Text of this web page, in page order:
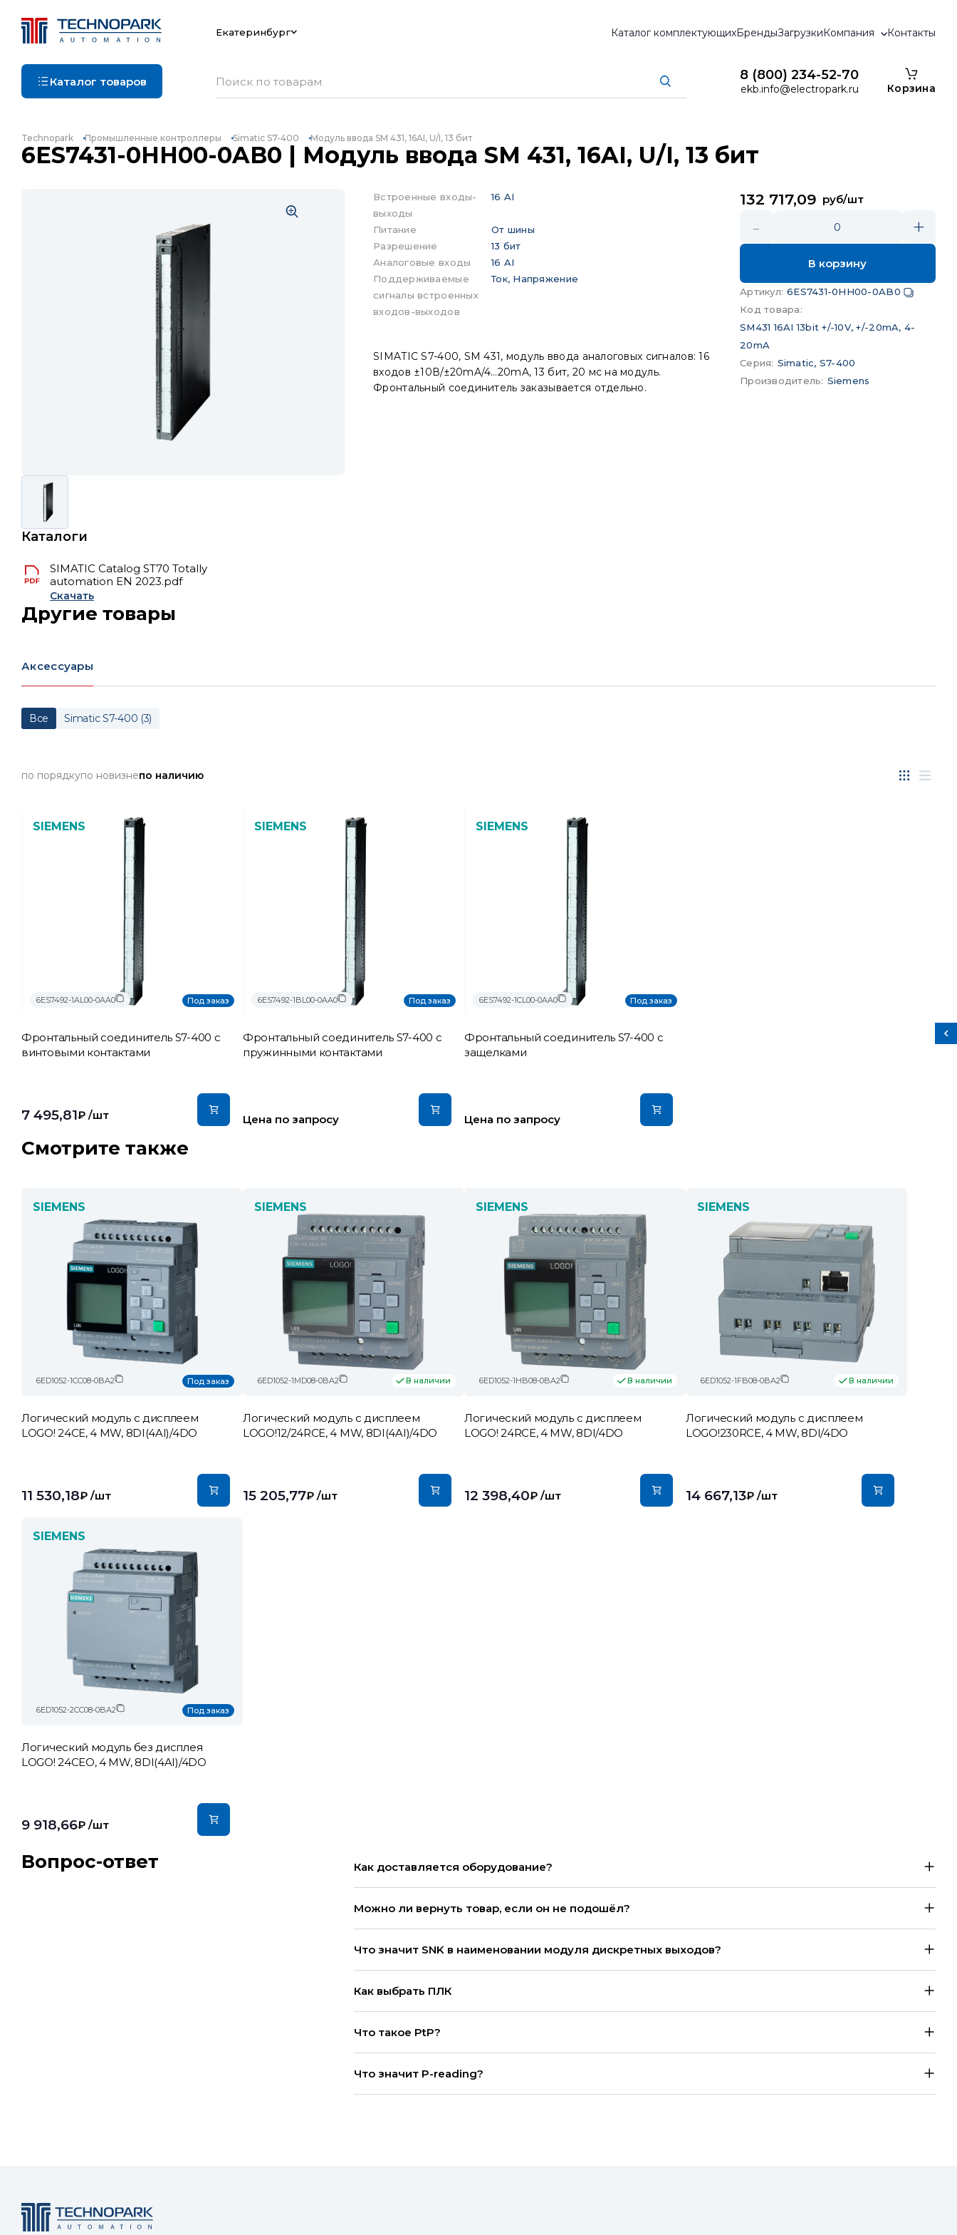
Екатеринбург Каталог комплектующихБрендыЗагрузкиКомпания Контакты
Каталог товаров 8 (800) 234-52-70
ekb.info@electropark.ru Корзина
Technopark Промышленные контроллеры Simatic S7-400 Модуль ввода SM 431, 16AI, U/I, 13 бит
6ES7431-0HH00-0AB0 | Модуль ввода SM 431, 16AI, U/I, 13 бит
Встроенные входы-
выходы
16 AI
Питание
От шины
Разрешение
13 бит
Аналоговые входы
16 AI
Поддерживаемые
сигналы встроенных
входов-выходов
Ток, Напряжение
SIMATIC S7-400, SM 431, модуль ввода аналоговых сигналов: 16
входов ±10В/±20mA/4…20mA, 13 бит, 20 мс на модуль.
Фронтальный соединитель заказывается отдельно.
132 717,09 руб/шт
- 0 +
В корзину
Артикул: 6ES7431-0HH00-0AB0
Код товара:
SM431 16AI 13bit +/-10V, +/-20mA, 4-
20mA
Серия: Simatic, S7-400
Производитель: Siemens
Каталоги
SIMATIC Catalog ST70 Totally
automation EN 2023.pdf
Скачать
Другие товары
Аксессуары
Все Simatic S7-400 (3)
по порядкупо новизнепо наличию
SIEMENS
6ES7492-1AL00-0AA0 Под заказ
Фронтальный соединитель S7-400 с
винтовыми контактами
7 495,81₽ /шт
SIEMENS
6ES7492-1BL00-0AA0 Под заказ
Фронтальный соединитель S7-400 с
пружинными контактами
Цена по запросу
SIEMENS
6ES7492-1CL00-0AA0 Под заказ
Фронтальный соединитель S7-400 с
защелками
Цена по запросу
Смотрите также
SIEMENS
6ED1052-1CC08-0BA2 Под заказ
Логический модуль c дисплеем
LOGO! 24CE, 4 MW, 8DI(4AI)/4DO
11 530,18₽ /шт
SIEMENS
6ED1052-1MD08-0BA2 В наличии
Логический модуль c дисплеем
LOGO!12/24RCE, 4 MW, 8DI(4AI)/4DO
15 205,77₽ /шт
SIEMENS
6ED1052-1HB08-0BA2 В наличии
Логический модуль c дисплеем
LOGO! 24RCE, 4 MW, 8DI/4DO
12 398,40₽ /шт
SIEMENS
6ED1052-1FB08-0BA2 В наличии
Логический модуль c дисплеем
LOGO!230RCE, 4 MW, 8DI/4DO
14 667,13₽ /шт
SIEMENS
6ED1052-2CC08-0BA2 Под заказ
Логический модуль без дисплея
LOGO! 24CEO, 4 MW, 8DI(4AI)/4DO
9 918,66₽ /шт
Вопрос-ответ Как доставляется оборудование?
Можно ли вернуть товар, если он не подошёл?
Что значит SNK в наименовании модуля дискретных выходов?
Как выбрать ПЛК
Что такое PtP?
Что значит P-reading?